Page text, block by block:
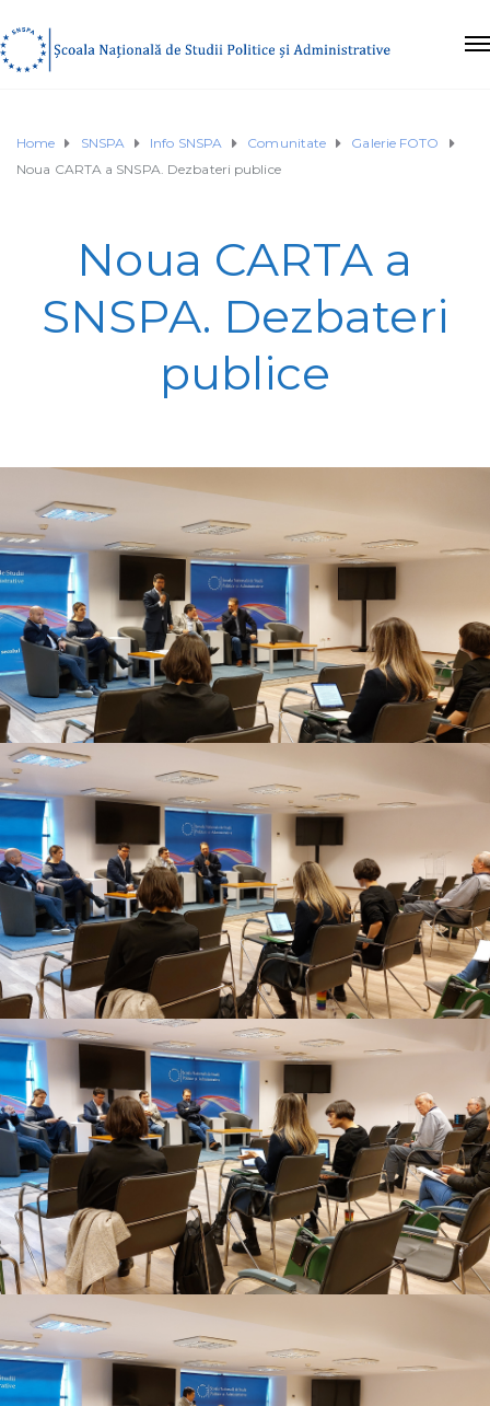
Home SNSPA Info SNSPA Comunitate
Galerie FOTO
Noua CARTA a SNSPA. Dezbateri publice
Noua CARTA a
SNSPA. Dezbateri
publice